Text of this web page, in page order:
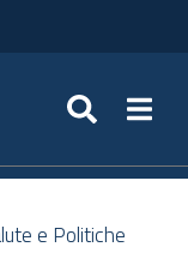
e Politiche